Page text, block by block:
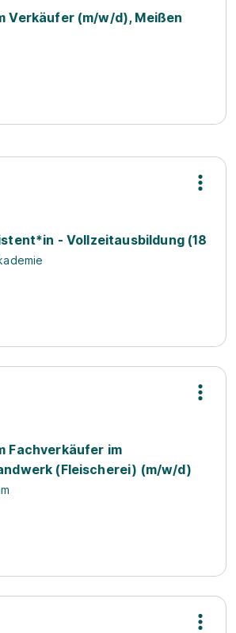
Verkäufer (m/w/d), Meißen
- Vollzeitausbildung (18
Fachverkäufer im
(Fleischerei) (m/w/d)